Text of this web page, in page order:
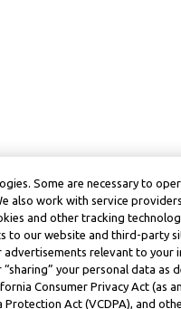
Some are necessary to
also work with service
and other tracking
to our website and third-party
relevant to your
your personal data as
Consumer Privacy Act (as
Protection Act (VCDPA), and